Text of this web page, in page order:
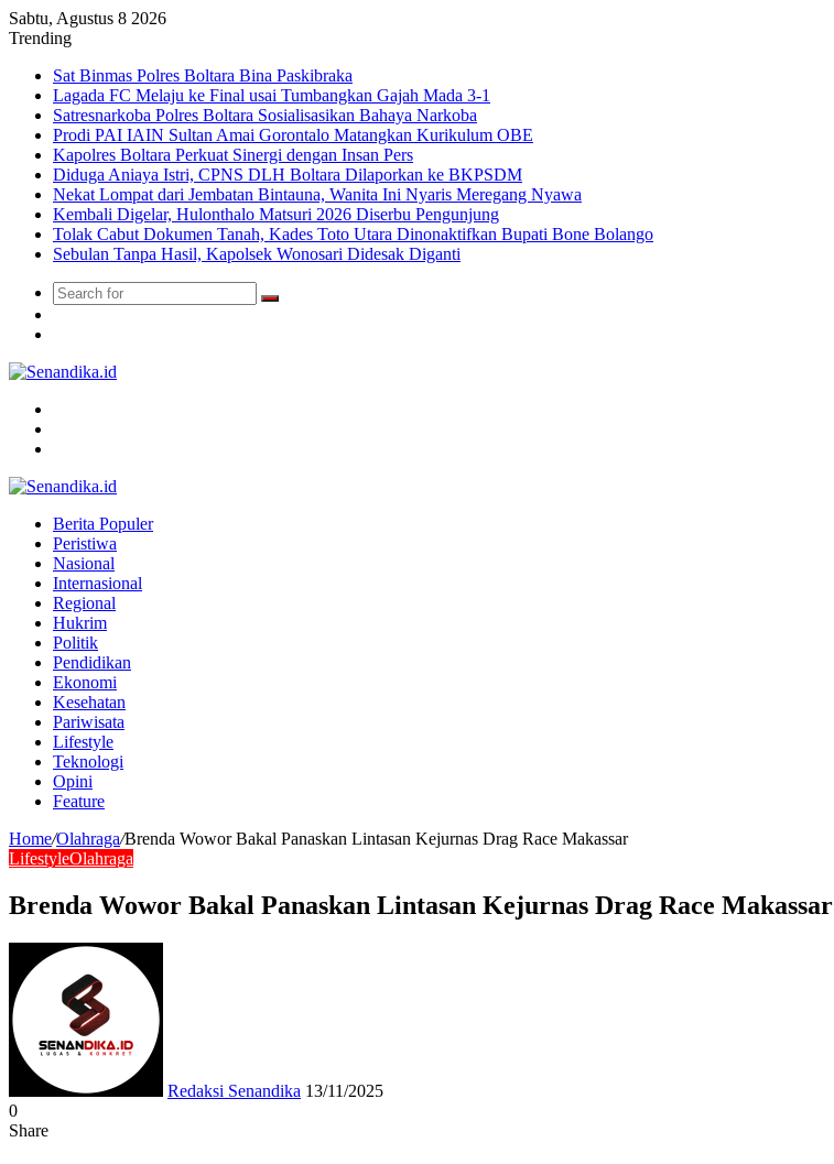
Sabtu, Agustus 8 2026
Trending
Sat Binmas Polres Boltara Bina Paskibraka
Lagada FC Melaju ke Final usai Tumbangkan Gajah Mada 3-1
Satresnarkoba Polres Boltara Sosialisasikan Bahaya Narkoba
Prodi PAI IAIN Sultan Amai Gorontalo Matangkan Kurikulum OBE
Kapolres Boltara Perkuat Sinergi dengan Insan Pers
Diduga Aniaya Istri, CPNS DLH Boltara Dilaporkan ke BKPSDM
Nekat Lompat dari Jembatan Bintauna, Wanita Ini Nyaris Meregang Nyawa
Kembali Digelar, Hulonthalo Matsuri 2026 Diserbu Pengunjung
Tolak Cabut Dokumen Tanah, Kades Toto Utara Dinonaktifkan Bupati Bone Bolango
Sebulan Tanpa Hasil, Kapolsek Wonosari Didesak Diganti
Search
Berita Populer
Peristiwa
Nasional
Internasional
Regional
Hukrim
Politik
Pendidikan
Ekonomi
Kesehatan
Pariwisata
Lifestyle
Teknologi
Opini
Feature
Home/Olahraga/Brenda Wowor Bakal Panaskan Lintasan Kejurnas Drag Race Makassar
LifestyleOlahraga
Brenda Wowor Bakal Panaskan Lintasan Kejurnas Drag Race Makassar
Redaksi Senandika 13/11/2025
0
Share